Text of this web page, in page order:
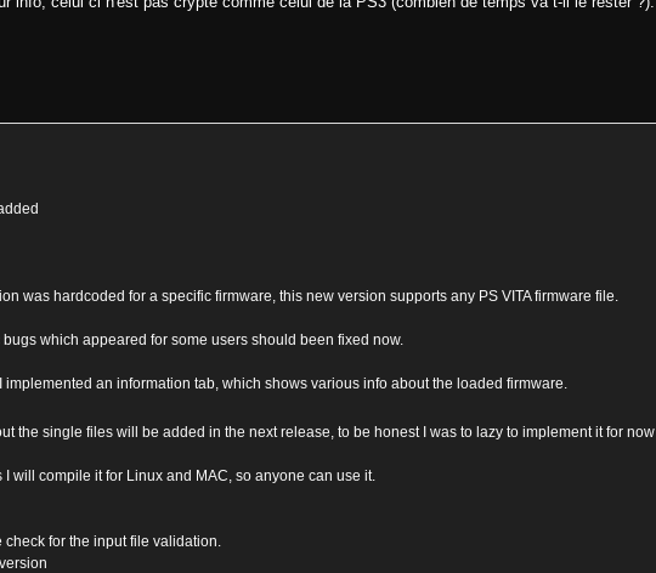
was hardcoded for a specific firmware, this new version supports any PS VITA firmware file.
which appeared for some users should been fixed now.
implemented an information tab, which shows various info about the loaded firmware.
the single files will be added in the next release, to be honest I was to lazy to implement it for now
I will compile it for Linux and MAC, so anyone can use it.
check for the input file validation.